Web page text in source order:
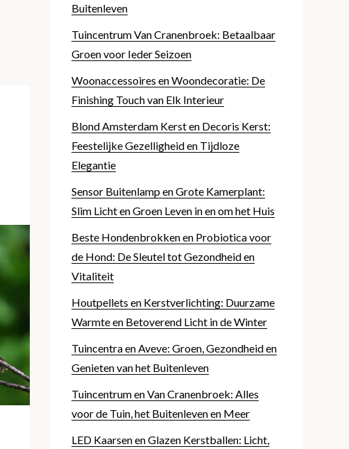
Buitenleven
Tuincentrum Van Cranenbroek: Betaalbaar
Groen voor Ieder Seizoen
Woonaccessoires en Woondecoratie: De
Finishing Touch van Elk Interieur
Blond Amsterdam Kerst en Decoris Kerst:
Feestelijke Gezelligheid en Tijdloze
Elegantie
Sensor Buitenlamp en Grote Kamerplant:
Slim Licht en Groen Leven in en om het Huis
Beste Hondenbrokken en Probiotica voor
de Hond: De Sleutel tot Gezondheid en
Vitaliteit
Houtpellets en Kerstverlichting: Duurzame
Warmte en Betoverend Licht in de Winter
Tuincentra en Aveve: Groen, Gezondheid en
Genieten van het Buitenleven
Tuincentrum en Van Cranenbroek: Alles
voor de Tuin, het Buitenleven en Meer
LED Kaarsen en Glazen Kerstballen: Licht,